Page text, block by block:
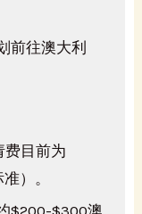
前往澳大利
费目前为
）。
$200-$300澳